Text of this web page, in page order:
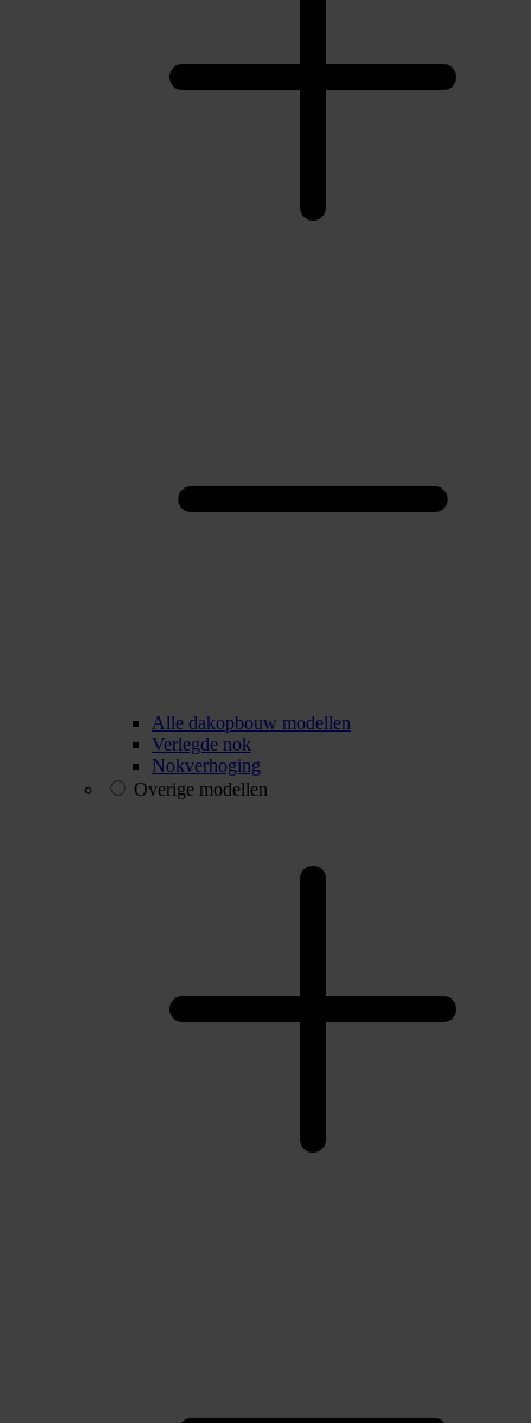
Alle dakopbouw modellen
Verlegde nok
Nokverhoging
Overige modellen